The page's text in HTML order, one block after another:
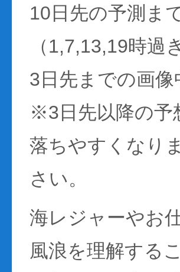
10日先の予測ま
（1,7,13,19時過
3日先までの画
※3日先以降の予
落ちやすくなり
さい。
海レジャーやお
風浪を理解する